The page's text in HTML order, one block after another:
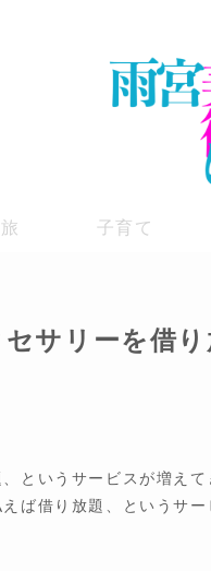
旅 子育て
サリーを借
というサービスが増え
ば借り放題、というサ